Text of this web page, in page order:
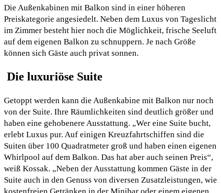
Die Außenkabinen mit Balkon sind in einer höheren
Preiskategorie angesiedelt. Neben dem Luxus von Tageslicht
im Zimmer besteht hier noch die Möglichkeit, frische Seeluft
auf dem eigenen Balkon zu schnuppern. Je nach Größe
können sich Gäste auch privat sonnen.
Die luxuriöse Suite
Getoppt werden kann die Außenkabine mit Balkon nur noch
von der Suite. Ihre Räumlichkeiten sind deutlich größer und
haben eine gehobenere Ausstattung. „Wer eine Suite bucht,
erlebt Luxus pur. Auf einigen Kreuzfahrtschiffen sind die
Suiten über 100 Quadratmeter groß und haben einen eigenen
Whirlpool auf dem Balkon. Das hat aber auch seinen Preis“,
weiß Kossak. „Neben der Ausstattung kommen Gäste in der
Suite auch in den Genuss von diversen Zusatzleistungen, wie